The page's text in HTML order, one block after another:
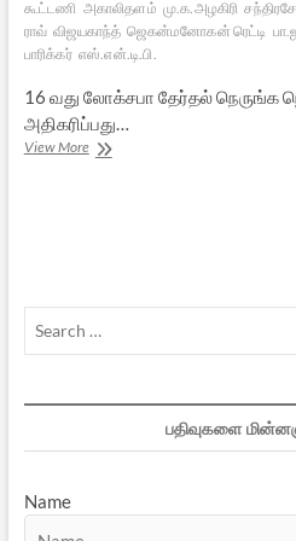
கூட்டணி அகாலிதளம் மு.க.அழகிரி
ராவ் விஜயகாந்த் ஜெகன்மனோகன் ரெட்டி
பாரிக்கர் எஸ்.என்.டி.பி.
16 வது லோக்சபா தேர்தல் நெருங்க
அதிகரிப்பது…
View Moreநாடு
பதிவுகளை
Name